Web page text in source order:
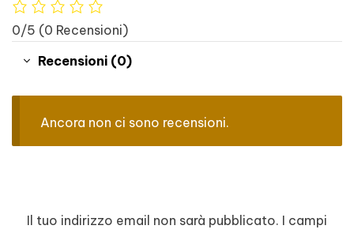
0/5 (0 Recensioni)
Recensioni (0)
Ancora non ci sono recensioni.
Il tuo indirizzo email non sarà pubblicato. I campi